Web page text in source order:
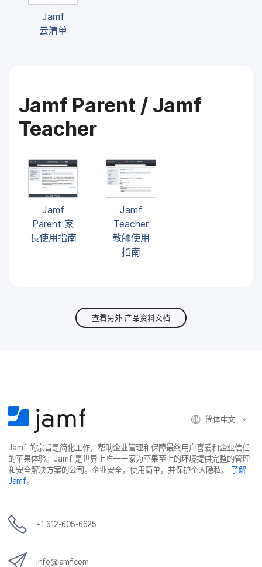
Jamf
云清单
Jamf Parent / Jamf
Teacher
Jamf
Parent 家​
長​使用​指南
Jamf
Teacher
教師​使用​
指南
查看另外 产品资料文档
简体​中文
Jamf 的​宗旨​是​简化​工作，​帮助​企业​管理​和​保障​最​终​用​户​喜爱​和​企业​信任​
的​苹果​体验。 Jamf是​世界​上​唯​一​一​家​为​苹果​至​上​的​环境​提供​完整​的​管理​
和​安全​解决​方案​的​公司。​企业​安全，​使用​简单，​并​保护​个​人​隐私。
了解
Jamf。
+1 612-605-6625
info@jamf.com